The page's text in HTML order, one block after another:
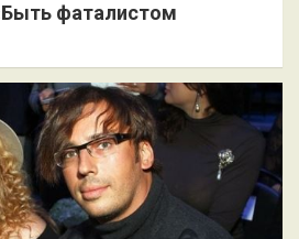
фаталистом